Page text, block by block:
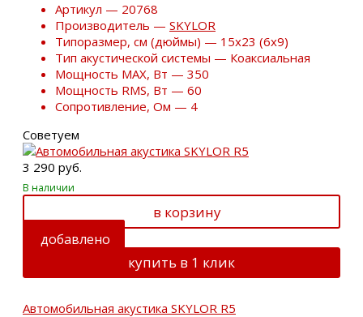
Артикул — 20768
Производитель — SKYLOR
Типоразмер, см (дюймы) — 15х23 (6х9)
Тип акустической системы — Коаксиальная
Мощность MAX, Вт — 350
Мощность RMS, Вт — 60
Сопротивление, Ом — 4
Советуем
3 290 руб.
В наличии
в корзину
добавлено
купить в 1 клик
Автомобильная акустика SKYLOR R5